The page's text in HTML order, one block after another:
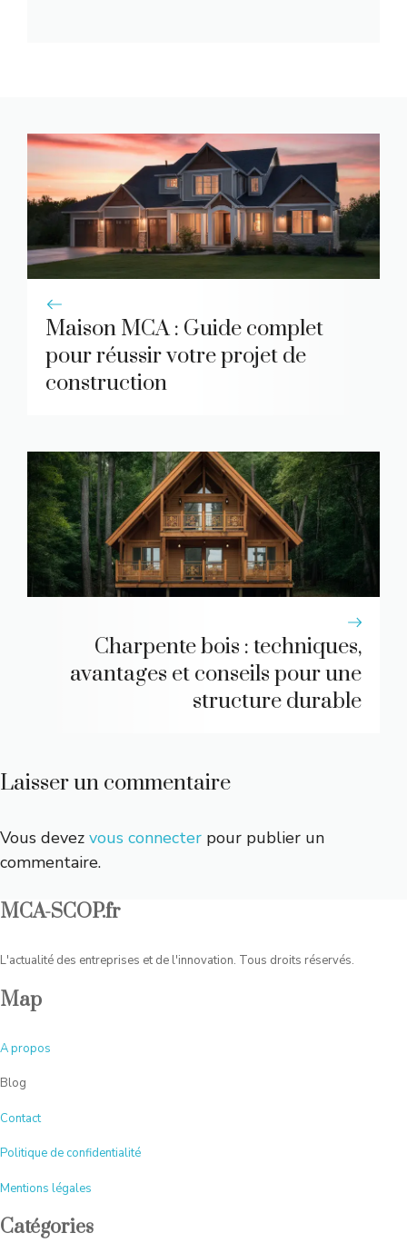
Maison MCA : Guide complet
pour réussir votre projet de
construction
Charpente bois : techniques,
avantages et conseils pour une
structure durable
Laisser un commentaire
Vous devez vous connecter pour publier un
commentaire.
MCA-SCOP.fr
L'actualité des entreprises et de l'innovation. Tous droits réservés.
Map
Apropos
Blog
Contact
Politique de confidentialité
Mentions légales
Catégories